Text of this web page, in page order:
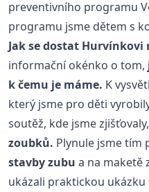
preventivního programu
programu jsme dětem s
Jak se dostat Hurvínkovi
informační okénko o tom,
k čemu je máme. K
který jsme pro děti
soutěž, kde jsme zjišťovaly,
zoubků. Plynule jsme tím
stavby zubu a na maketě
ukázali praktickou ukázku